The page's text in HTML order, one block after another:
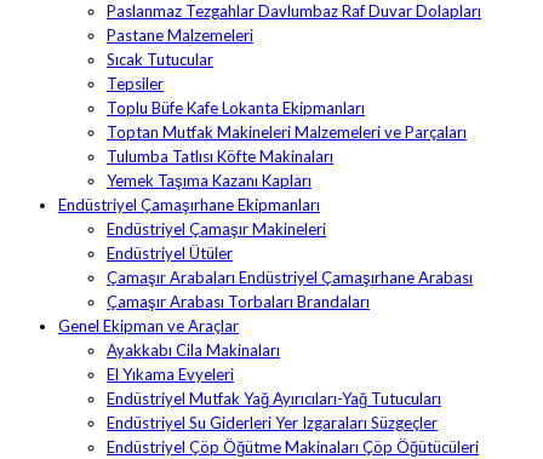
Paslanmaz Tezgahlar Davlumbaz Raf Duvar Dolapları
Pastane Malzemeleri
Sıcak Tutucular
Tepsiler
Toplu Büfe Kafe Lokanta Ekipmanları
Toptan Mutfak Makineleri Malzemeleri ve Parçaları
Tulumba Tatlısı Köfte Makinaları
Yemek Taşıma Kazanı Kapları
Endüstriyel Çamaşırhane Ekipmanları
Endüstriyel Çamaşır Makineleri
Endüstriyel Ütüler
Çamaşır Arabaları Endüstriyel Çamaşırhane Arabası
Çamaşır Arabası Torbaları Brandaları
Genel Ekipman ve Araçlar
Ayakkabı Cila Makinaları
El Yıkama Evyeleri
Endüstriyel Mutfak Yağ Ayırıcıları-Yağ Tutucuları
Endüstriyel Su Giderleri Yer Izgaraları Süzgeçler
Endüstriyel Çöp Öğütme Makinaları Çöp Öğütücüleri